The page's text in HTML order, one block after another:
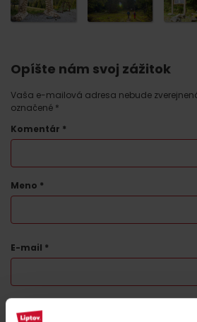
Opíšte nám svoj zážitok
Vaša e-mailová adresa nebude
označené *
Komentár *
Meno *
E-mail *
Táto stránka je chránená testom
Príchod